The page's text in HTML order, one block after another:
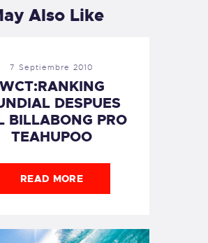
Also Like
7 Septiembre 2010
WCT:RANKING
DESPUES
BILLABONG PRO
TEAHUPOO
READ MORE